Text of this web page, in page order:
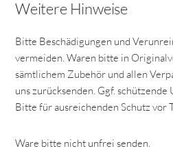
Weitere Hinweise
Bitte Beschädigungen und
vermeiden. Waren bitte in
sämtlichem Zubehör und allen
uns zurücksenden. Ggf.
Bitte für ausreichenden Schutz vor
Ware bitte nicht unfrei senden.